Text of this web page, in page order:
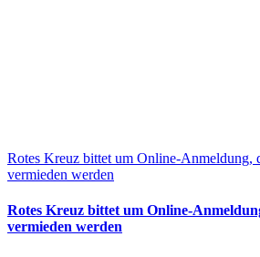
Rotes Kreuz bittet um Online-Anmeldung,
vermieden werden
Rotes Kreuz bittet um Online-
vermieden werden